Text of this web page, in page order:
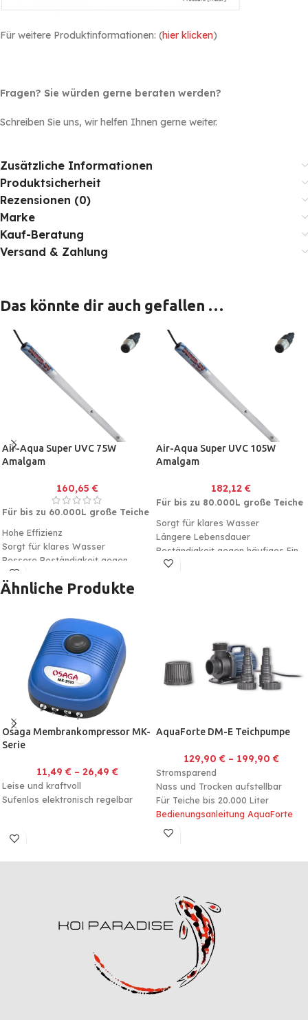
Für weitere Produktinformationen: (hier klicken)
Fragen? Sie würden gerne beraten werden?
Schreiben Sie uns, wir helfen Ihnen gerne weiter.
Zusätzliche Informationen
Produktsicherheit
Rezensionen (0)
Marke
Kauf-Beratung
Versand & Zahlung
Das könnte dir auch gefallen …
Air-Aqua Super UVC 75W
Amalgam
160,65 €
Für bis zu 60.000L große Teiche
Hohe Effizienz
Sorgt für klares Wasser
Bessere Beständigkeit gegen
häufiges Ein- und Ausschalten
Air-Aqua Super UVC 105W
Amalgam
182,12 €
Für bis zu 80.000L große Teiche
Sorgt für klares Wasser
Längere Lebensdauer
Beständigkeit gegen häufiges Ein-
und Ausschalten
Ähnliche Produkte
Osaga Membrankompressor MK-
Serie
11,49 €– 26,49 €
Leise und kraftvoll
Sufenlos elektronisch regelbar
AquaForte DM-E Teichpumpe
129,90 €– 199,90 €
Stromsparend
Nass und Trocken aufstellbar
Für Teiche bis 20.000 Liter
Bedienungsanleitung AquaForte
DM-E